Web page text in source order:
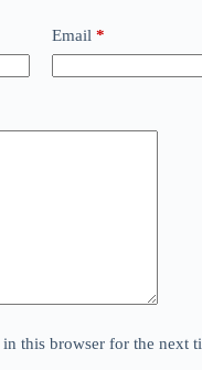
Email *
this browser for the next